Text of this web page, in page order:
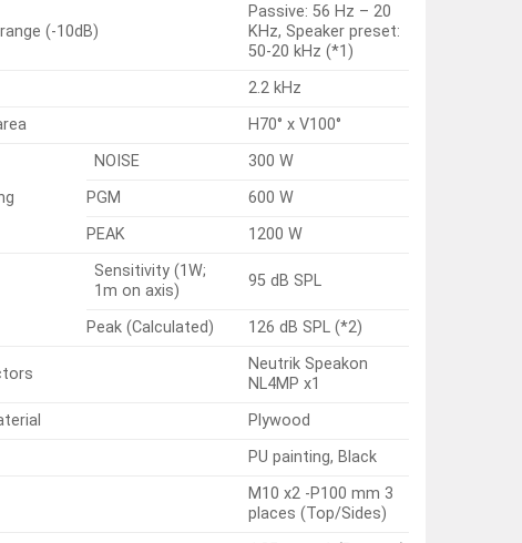
(-10dB)
Passive: 56 Hz – 20
KHz, Speaker preset:
50-20 kHz (*1)
2.2 kHz
H70° x V100°
NOISE
300 W
PGM
600 W
PEAK
1200 W
Sensitivity (1W;
1m on axis)
95 dB SPL
Peak (Calculated) 126 dB SPL (*2)
Neutrik Speakon
NL4MP x1
Plywood
PU painting, Black
M10 x2 -P100 mm 3
places (Top/Sides)